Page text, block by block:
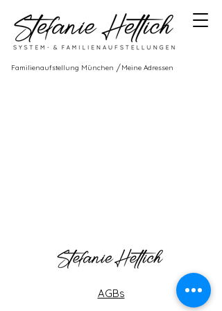
Familienaufstellung München /Meine Adressen
AGBs